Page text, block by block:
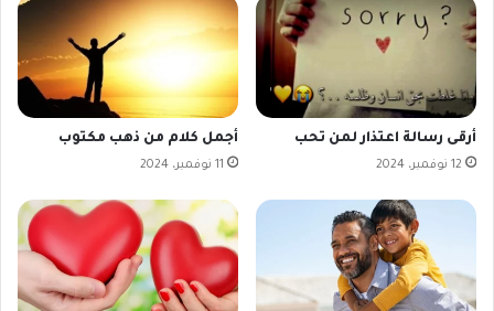
أرقى رسالة اعتذار لمن تحب
12 نوفمبر، 2024
أجمل كلام من ذهب مكتوب
11 نوفمبر، 2024